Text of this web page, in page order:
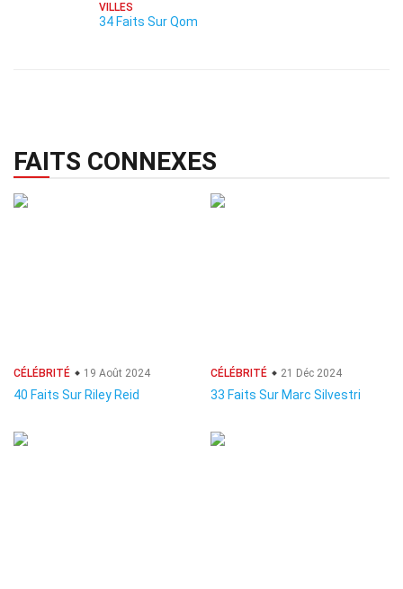
VILLES
34 Faits Sur Qom
FAITS CONNEXES
CÉLÉBRITÉ 19 Août 2024
40 Faits Sur Riley Reid
CÉLÉBRITÉ 21 Déc 2024
33 Faits Sur Marc Silvestri